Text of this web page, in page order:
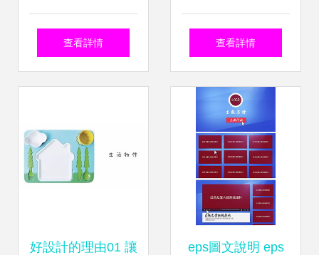
文模板下載 背景
查看詳情
品說明書、宣傳單
格、廠家、圖片，
洛陽大方圖文設計
之道
查看詳情
好設計的理由01 讓 eps圖文說明 eps